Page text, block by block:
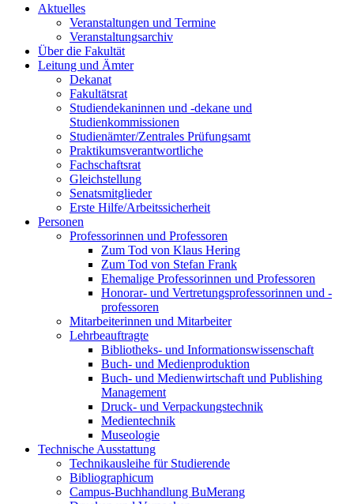
Aktuelles
Veranstaltungen und Termine
Veranstaltungsarchiv
Über die Fakultät
Leitung und Ämter
Dekanat
Fakultätsrat
Studiendekaninnen und -dekane und
Studienkommissionen
Studienämter/Zentrales Prüfungsamt
Praktikumsverantwortliche
Fachschaftsrat
Gleichstellung
Senatsmitglieder
Erste Hilfe/Arbeitssicherheit
Personen
Professorinnen und Professoren
Zum Tod von Klaus Hering
Zum Tod von Stefan Frank
Ehemalige Professorinnen und Professoren
Honorar- und Vertretungsprofessorinnen und -
professoren
Mitarbeiterinnen und Mitarbeiter
Lehrbeauftragte
Bibliotheks- und Informationswissenschaft
Buch- und Medienproduktion
Buch- und Medienwirtschaft und Publishing
Management
Druck- und Verpackungstechnik
Medientechnik
Museologie
Technische Ausstattung
Technikausleihe für Studierende
Bibliographicum
Campus-Buchhandlung BuMerang